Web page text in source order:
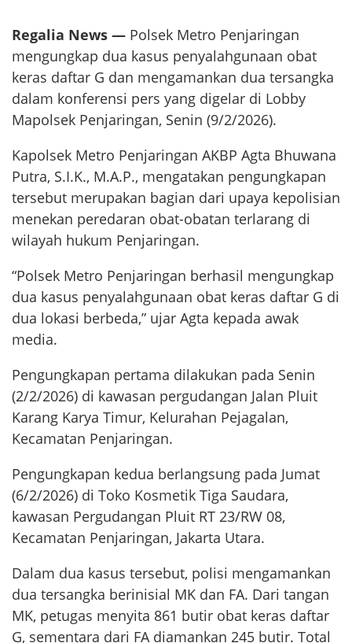
Regalia News — Polsek Metro Penjaringan
mengungkap dua kasus penyalahgunaan obat
keras daftar G dan mengamankan dua tersangka
dalam konferensi pers yang digelar di Lobby
Mapolsek Penjaringan, Senin (9/2/2026).
Kapolsek Metro Penjaringan AKBP Agta Bhuwana
Putra, S.I.K., M.A.P., mengatakan pengungkapan
tersebut merupakan bagian dari upaya kepolisian
menekan peredaran obat-obatan terlarang di
wilayah hukum Penjaringan.
“Polsek Metro Penjaringan berhasil mengungkap
dua kasus penyalahgunaan obat keras daftar G di
dua lokasi berbeda,” ujar Agta kepada awak
media.
Pengungkapan pertama dilakukan pada Senin
(2/2/2026) di kawasan pergudangan Jalan Pluit
Karang Karya Timur, Kelurahan Pejagalan,
Kecamatan Penjaringan.
Pengungkapan kedua berlangsung pada Jumat
(6/2/2026) di Toko Kosmetik Tiga Saudara,
kawasan Pergudangan Pluit RT 23/RW 08,
Kecamatan Penjaringan, Jakarta Utara.
Dalam dua kasus tersebut, polisi mengamankan
dua tersangka berinisial MK dan FA. Dari tangan
MK, petugas menyita 861 butir obat keras daftar
G, sementara dari FA diamankan 245 butir. Total